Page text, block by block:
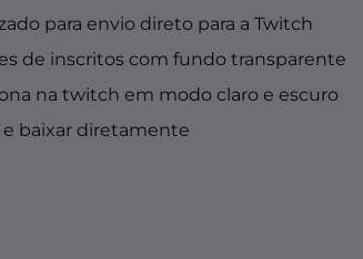
para envio direto para a Twitch
de inscritos com fundo transparente
na twitch em modo claro e escuro
e baixar diretamente